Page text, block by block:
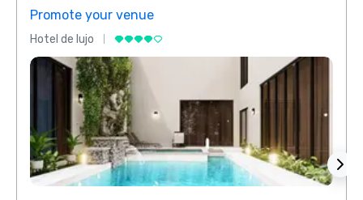
Promote your venue
Hotel de lujo